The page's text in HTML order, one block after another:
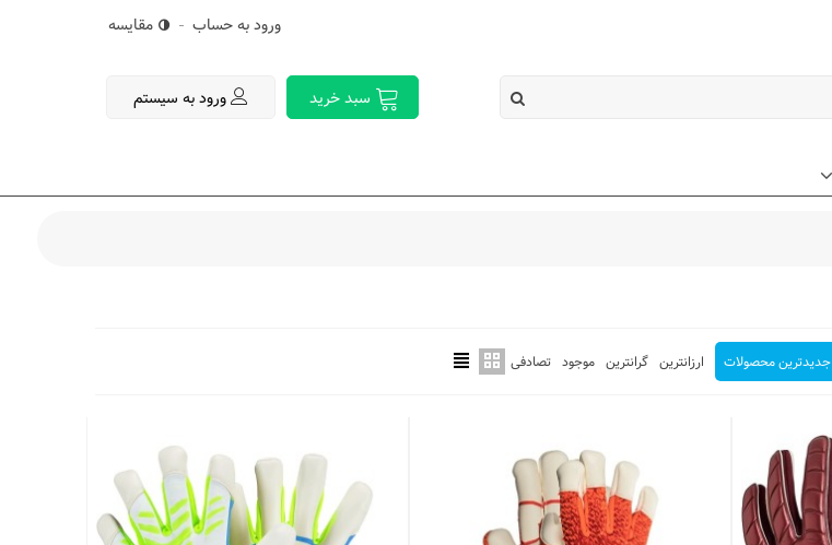
ورود به حساب مقایسه
سبد خرید ورود به سیستم
جدیدترین محصولات ارزانترین گرانترین موجود تصادفی